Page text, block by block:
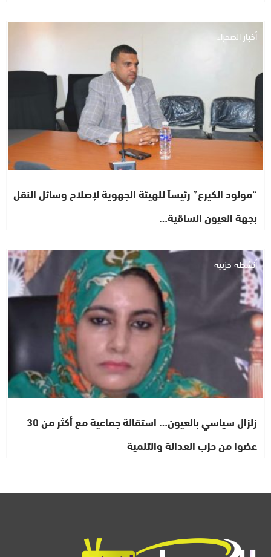
أخبار الصحراء
“مولود الكيرع” رئيساً للهيئة الجهوية لإصلاح وسائل النقل
بجهة العيون الساقية…
أنشطة حزبية
زلزال سياسي بالعيون… استقالة جماعية مع أكثر من 30
عضوا من حزب العدالة والتنمية